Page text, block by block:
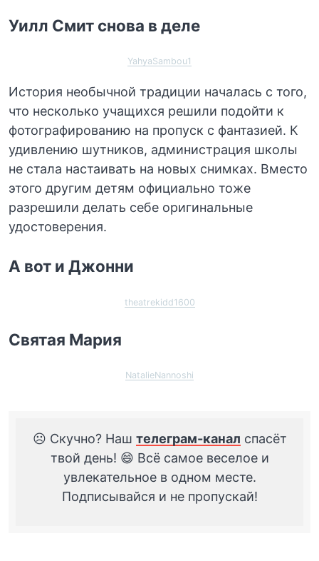
Уилл Смит снова в деле
YahyaSambou1
История необычной традиции началась с того,
что несколько учащихся решили подойти к
фотографированию на пропуск с фантазией. К
удивлению шутников, администрация школы
не стала настаивать на новых снимках. Вместо
этого другим детям официально тоже
разрешили делать себе оригинальные
удостоверения.
А вот и Джонни
theatrekidd1600
Святая Мария
NatalieNannoshi
☹️ Скучно? Наш телеграм-канал спасёт
твой день! 😄 Всё самое веселое и
увлекательное в одном месте.
Подписывайся и не пропускай!